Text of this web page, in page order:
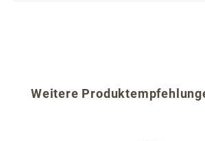
Produktgalerie überspringen
Weitere